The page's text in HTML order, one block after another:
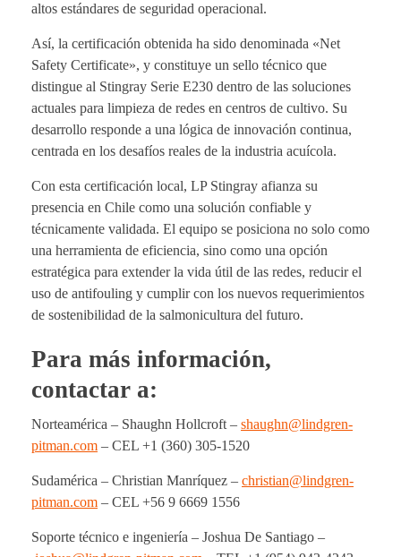
altos estándares de seguridad operacional.
Así, la certificación obtenida ha sido denominada «Net
Safety Certificate», y constituye un sello técnico que
distingue al Stingray Serie E230 dentro de las soluciones
actuales para limpieza de redes en centros de cultivo. Su
desarrollo responde a una lógica de innovación continua,
centrada en los desafíos reales de la industria acuícola.
Con esta certificación local, LP Stingray afianza su
presencia en Chile como una solución confiable y
técnicamente validada. El equipo se posiciona no solo como
una herramienta de eficiencia, sino como una opción
estratégica para extender la vida útil de las redes, reducir el
uso de antifouling y cumplir con los nuevos requerimientos
de sostenibilidad de la salmonicultura del futuro.
Para más información,
contactar a:
Norteamérica – Shaughn Hollcroft – shaughn@lindgren-
pitman.com – CEL +1 (360) 305-1520
Sudamérica – Christian Manríquez – christian@lindgren-
pitman.com – CEL +56 9 6669 1556
Soporte técnico e ingeniería – Joshua De Santiago –